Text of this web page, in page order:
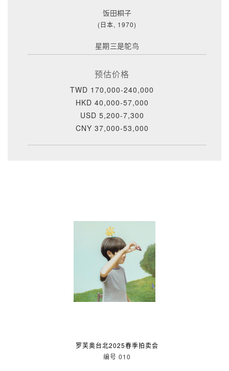
饭田桐子
(日本, 1970)
星期三是鸵鸟
预估价格
TWD 170,000-240,000
HKD 40,000-57,000
USD 5,200-7,300
CNY 37,000-53,000
罗芙奥台北2025春季拍卖会
编号 010